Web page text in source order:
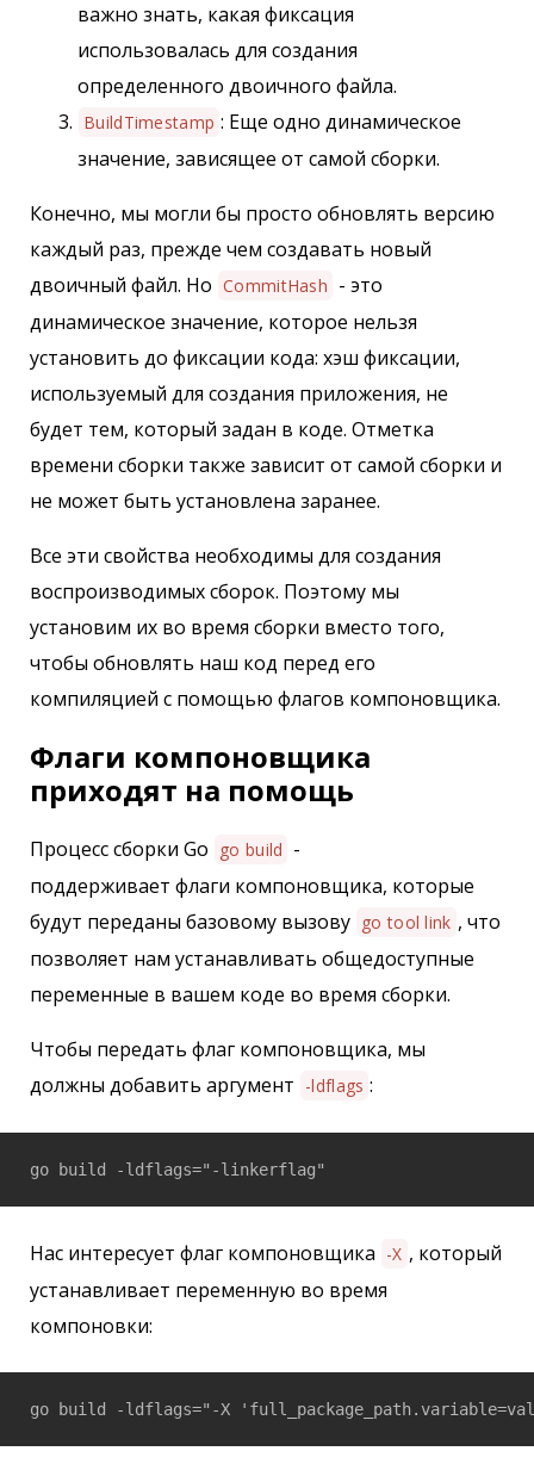
важно знать, какая фиксация
использовалась для создания
определенного двоичного файла.
BuildTimestamp : Еще одно динамическое
значение, зависящее от самой сборки.
Конечно, мы могли бы просто обновлять версию
каждый раз, прежде чем создавать новый
двоичный файл. Но CommitHash - это
динамическое значение, которое нельзя
установить до фиксации кода: хэш фиксации,
используемый для создания приложения, не
будет тем, который задан в коде. Отметка
времени сборки также зависит от самой сборки и
не может быть установлена заранее.
Все эти свойства необходимы для создания
воспроизводимых сборок. Поэтому мы
установим их во время сборки вместо того,
чтобы обновлять наш код перед его
компиляцией с помощью флагов компоновщика.
Флаги компоновщика
приходят на помощь
Процесс сборки Go go build -
поддерживает флаги компоновщика, которые
будут переданы базовому вызову go tool link , что
позволяет нам устанавливать общедоступные
переменные в вашем коде во время сборки.
Чтобы передать флаг компоновщика, мы
должны добавить аргумент -ldflags :
Нас интересует флаг компоновщика -X , который
устанавливает переменную во время
компоновки: